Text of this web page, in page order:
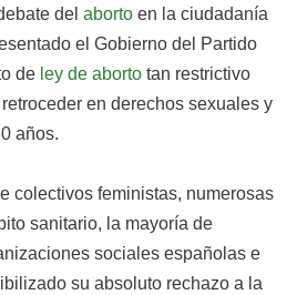
del aborto en la ciudadanía
el Gobierno del Partido
de ley de aborto tan restrictivo
en derechos sexuales y
años.
colectivos feministas, numerosas
sanitario, la mayoría de
sociales españolas e
su absoluto rechazo a la